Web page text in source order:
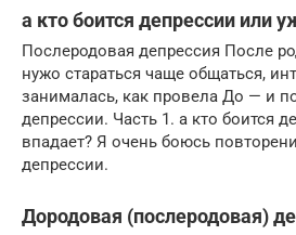
а кто боится депрессии или
Послеродовая депрессия После
нужо стараться чаще общаться,
занималась, как провела До — и
депрессии. Часть 1. а кто боится
впадает? Я очень боюсь
депрессии.
Дородовая (послеродовая)